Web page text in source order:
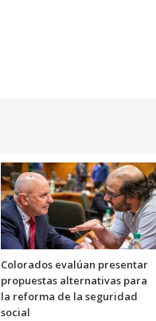
Colorados evalúan presentar
propuestas alternativas para
la reforma de la seguridad
social